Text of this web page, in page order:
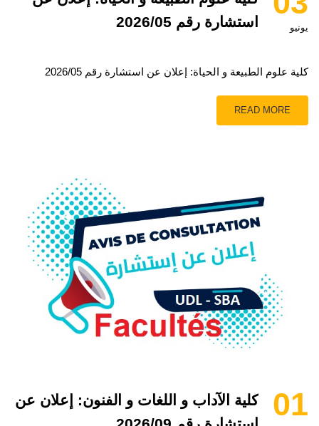
يونيو
استشارة رقم 2026/05
كلية علوم الطبيعة و الحياة: إعلان عن استشارة رقم 2026/05
READ MORE
01
كلية الآداب و اللغات و الفنون: إعلان عن